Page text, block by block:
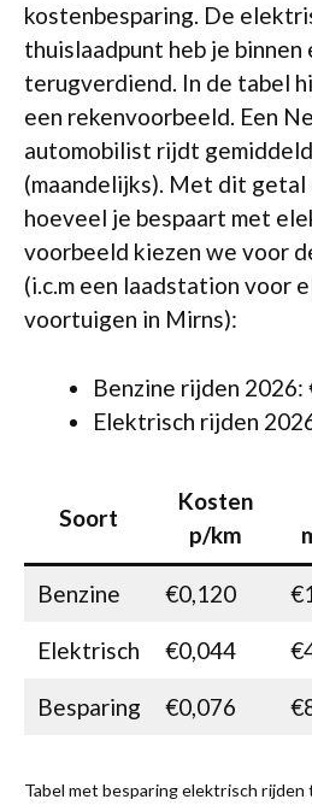
kostenbesparing. De
thuislaadpunt heb je binnen
terugverdiend. In de tabel
een rekenvoorbeeld. Een
automobilist rijdt
(maandelijks). Met dit getal
hoeveel je bespaart met
voorbeeld kiezen we voor
(i.c.m een laadstation voor
voortuigen in Mirns):
Benzine rijden 2026:
Elektrisch rijden
Soort
Kosten
p/km
Benzine €0,120
Elektrisch €0,044
Besparing €0,076
Tabel met besparing elektrisch rijden